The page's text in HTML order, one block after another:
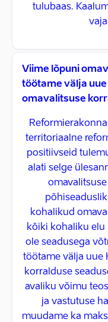
tulubaas.
Viime lõpuni
töötame välja
omavalitsuse
territoriaalne
positiivseid
alati selge
kohalikud
kõiki kohaliku elu
ole seadusega
töötame välja uue
korralduse
avaliku võimu
ja vastutuse
muudame ka